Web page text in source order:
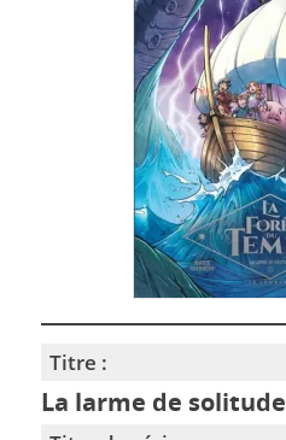
Titre :
La larme de solitude